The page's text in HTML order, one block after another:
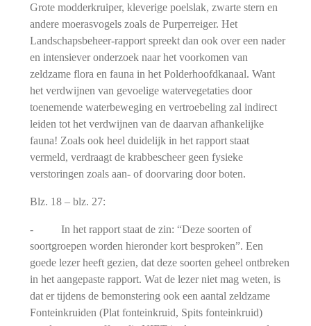
Grote modderkruiper, kleverige poelslak, zwarte stern en
andere moerasvogels zoals de Purperreiger. Het
Landschapsbeheer-rapport spreekt dan ook over een nader
en intensiever onderzoek naar het voorkomen van
zeldzame flora en fauna in het Polderhoofdkanaal. Want
het verdwijnen van gevoelige watervegetaties door
toenemende waterbeweging en vertroebeling zal indirect
leiden tot het verdwijnen van de daarvan afhankelijke
fauna! Zoals ook heel duidelijk in het rapport staat
vermeld, verdraagt de krabbescheer geen fysieke
verstoringen zoals aan- of doorvaring door boten.
Blz. 18 – blz. 27:
- In het rapport staat de zin: “Deze soorten of
soortgroepen worden hieronder kort besproken”. Een
goede lezer heeft gezien, dat deze soorten geheel ontbreken
in het aangepaste rapport. Wat de lezer niet mag weten, is
dat er tijdens de bemonstering ook een aantal zeldzame
Fonteinkruiden (Plat fonteinkruid, Spits fonteinkruid)